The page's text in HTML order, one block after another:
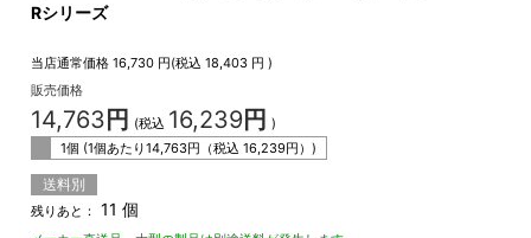
Rシリーズ
当店通常価格 16,730 円(税込18,403 円 )
販売価格
14,763 円 (税込 16,239円 )
1個 (1個あたり14,763円（税込16,239円）)
送料別
残りあと： 11 個